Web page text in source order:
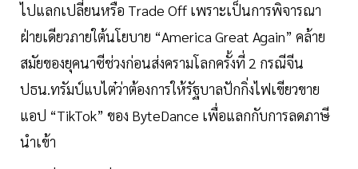
ไปแลกเปลี่ยนหรือ Trade Off เพราะเป็นการพิจารณา
ฝ่ายเดียวภายใต้นโยบาย “America Great Again” คล้าย
สมัยของยุคนาซีช่วงก่อนส่งครามโลกครั้งที่ 2 กรณีจีน
ปธน.ทรัมป์แบไต๋ว่าต้องการให้รัฐบาลปักกิ่งไฟเขียวขาย
แอป “TikTok” ของ ByteDance เพื่อแลกกับการลดภาษี
นำเข้า